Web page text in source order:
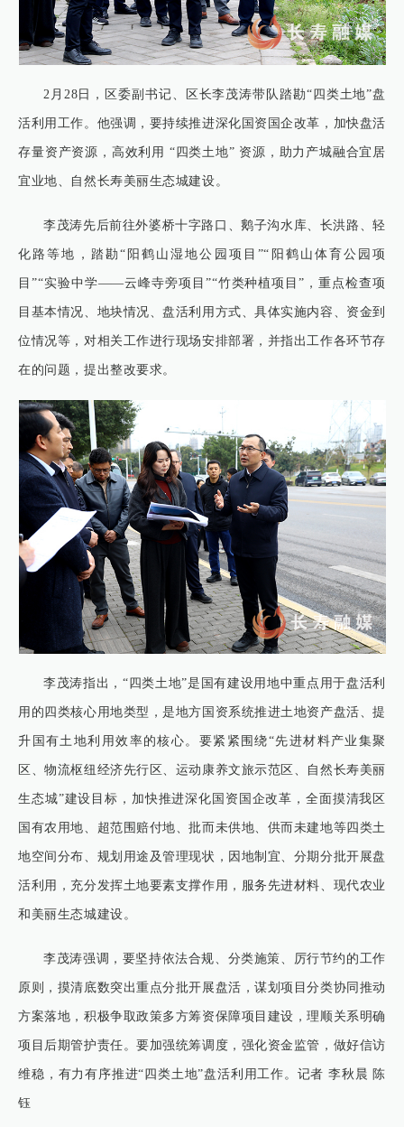
2月28日，区委副书记、区长李茂涛带队踏勘“四类土地”盘
活利用工作。他强调，要持续推进深化国资国企改革，加快盘活
存量资产资源，高效利用 “四类土地” 资源，助力产城融合宜居
宜业地、自然长寿美丽生态城建设。
李茂涛先后前往外婆桥十字路口、鹅子沟水库、长洪路、轻
化路等地，踏勘“阳鹤山湿地公园项目”“阳鹤山体育公园项
目”“实验中学——云峰寺旁项目”“竹类种植项目”，重点检查项
目基本情况、地块情况、盘活利用方式、具体实施内容、资金到
位情况等，对相关工作进行现场安排部署，并指出工作各环节存
在的问题，提出整改要求。
李茂涛指出，“四类土地”是国有建设用地中重点用于盘活利
用的四类核心用地类型，是地方国资系统推进土地资产盘活、提
升国有土地利用效率的核心。要紧紧围绕“先进材料产业集聚
区、物流枢纽经济先行区、运动康养文旅示范区、自然长寿美丽
生态城”建设目标，加快推进深化国资国企改革，全面摸清我区
国有农用地、超范围赔付地、批而未供地、供而未建地等四类土
地空间分布、规划用途及管理现状，因地制宜、分期分批开展盘
活利用，充分发挥土地要素支撑作用，服务先进材料、现代农业
和美丽生态城建设。
李茂涛强调，要坚持依法合规、分类施策、厉行节约的工作
原则，摸清底数突出重点分批开展盘活，谋划项目分类协同推动
方案落地，积极争取政策多方筹资保障项目建设，理顺关系明确
项目后期管护责任。要加强统筹调度，强化资金监管，做好信访
维稳，有力有序推进“四类土地”盘活利用工作。记者 李秋晨 陈
钰